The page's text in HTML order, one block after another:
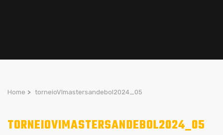
Home > torneioVImastersandebol2024_05
TORNEIOVIMASTERSANDEBOL2024_05